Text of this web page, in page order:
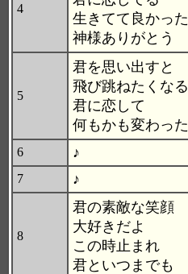
4
生きてて良かった
神様ありがとう
5
君を思い出すと
飛び跳ねたくなる
君に恋して
何もかも変わった
6 ♪
7 ♪
8
君の素敵な笑顔
大好きだよ
この時止まれ
君といつまでも